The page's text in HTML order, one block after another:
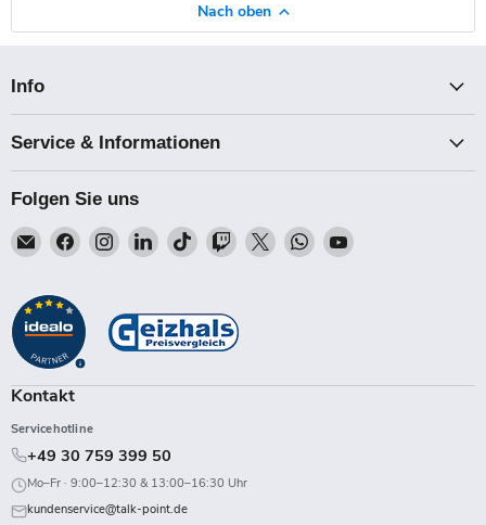
Nach oben
Info
Service & Informationen
Folgen Sie uns
Email
Talk-
Finden
Sie
auf
Facebook
Finden
Sie
auf
Instagram
Finden
Sie
auf
LinkedIn
Finden
Sie
auf
TikTok
Finden
Sie
Twitch
Finden
Sie
Finden
Sie
Finden
Kontakt
Servicehotline
+49 30 759 399 50
Mo–Fr · 9:00–12:30 & 13:00–16:30 Uhr
kundenservice@talk-point.de